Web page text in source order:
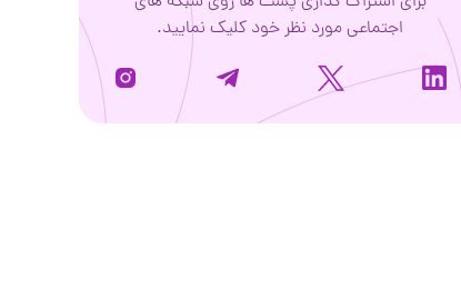
اجتماعی مورد نظر خود کلیک نمایید.